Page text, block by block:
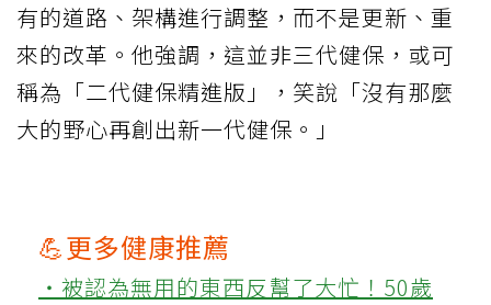
有的道路、架構進行調整，而不是更新、重
來的改革。他強調，這並非三代健保，或可
稱為「二代健保精進版」，笑說「沒有那麼
大的野心再創出新一代健保。」
💪更多健康推薦
‧被認為無用的東西反幫了大忙！50歲